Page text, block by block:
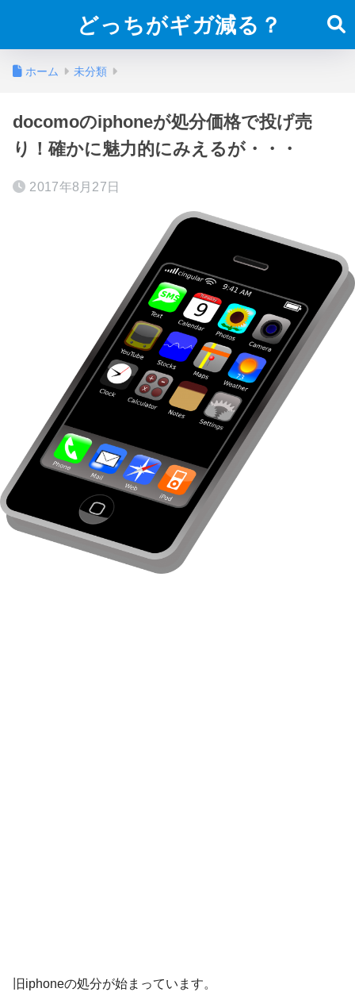
どっちがギガ減る？
ホーム 未分類
docomoのiphoneが処分価格で投げ売
り！確かに魅力的にみえるが・・・
2017年8月27日
旧iphoneの処分が始まっています。